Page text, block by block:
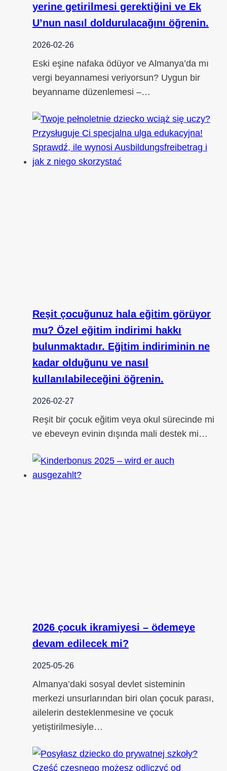
yerine getirilmesi gerektiğini ve Ek
U’nun nasıl doldurulacağını öğrenin.
2026-02-26
Eski eşine nafaka ödüyor ve Almanya’da mı
vergi beyannamesi veriyorsun? Uygun bir
beyanname düzenlemesi –…
Reşit çocuğunuz hala eğitim görüyor
mu? Özel eğitim indirimi hakkı
bulunmaktadır. Eğitim indiriminin ne
kadar olduğunu ve nasıl
kullanılabileceğini öğrenin.
2026-02-27
Reşit bir çocuk eğitim veya okul sürecinde mi
ve ebeveyn evinin dışında mali destek mi…
2026 çocuk ikramiyesi – ödemeye
devam edilecek mi?
2025-05-26
Almanya’daki sosyal devlet sisteminin
merkezi unsurlarından biri olan çocuk parası,
ailelerin desteklenmesine ve çocuk
yetiştirilmesiyle…